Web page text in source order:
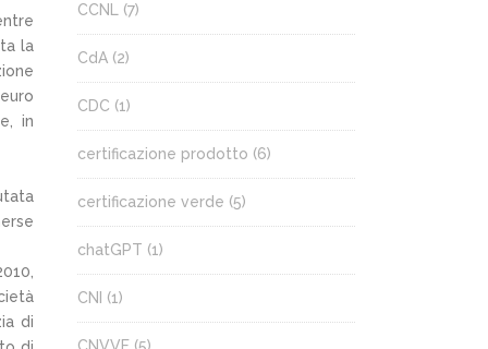
la
in
di
CCNL (7)
CdA (2)
CDC (1)
certificazione prodotto (6)
certificazione verde (5)
chatGPT (1)
CNI (1)